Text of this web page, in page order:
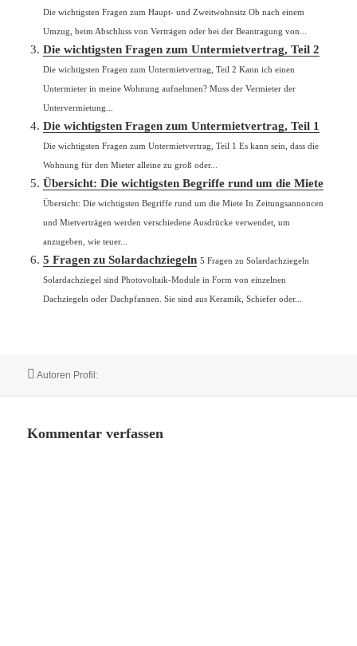
Die wichtigsten Fragen zum Haupt- und Zweitwohnsitz Ob nach einem
Umzug, beim Abschluss von Verträgen oder bei der Beantragung von...
Die wichtigsten Fragen zum Untermietvertrag, Teil 2
Die wichtigsten Fragen zum Untermietvertrag, Teil 2 Kann ich einen
Untermieter in meine Wohnung aufnehmen? Muss der Vermieter der
Untervermietung...
Die wichtigsten Fragen zum Untermietvertrag, Teil 1
Die wichtigsten Fragen zum Untermietvertrag, Teil 1 Es kann sein, dass die
Wohnung für den Mieter alleine zu groß oder...
Übersicht: Die wichtigsten Begriffe rund um die Miete
Übersicht: Die wichtigsten Begriffe rund um die Miete In Zeitungsannoncen
und Mietverträgen werden verschiedene Ausdrücke verwendet, um
anzugeben, wie teuer...
5 Fragen zu Solardachziegeln 5 Fragen zu Solardachziegeln
Solardachziegel sind Photovoltaik-Module in Form von einzelnen
Dachziegeln oder Dachpfannen. Sie sind aus Keramik, Schiefer oder...
Autor
Autoren Profil:
Kommentar verfassen